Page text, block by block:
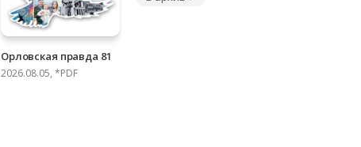
Орловская правда 81
2026.08.05, *PDF